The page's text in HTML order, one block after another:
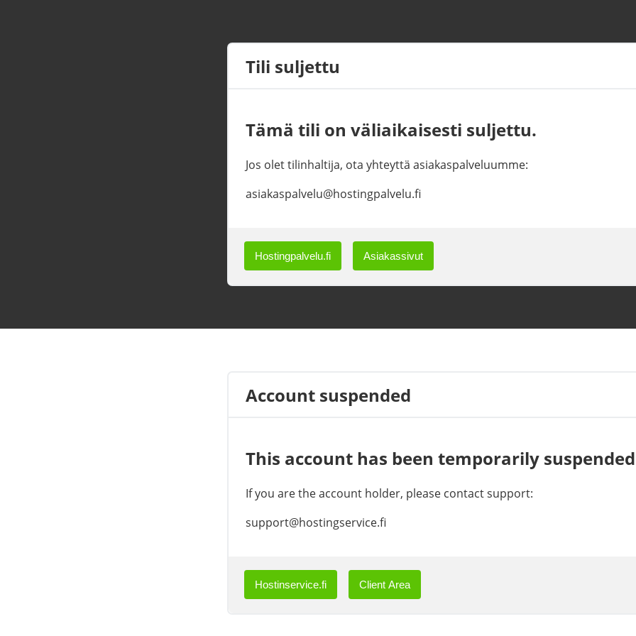
Tili suljettu
Tämä tili on väliaikaisesti suljettu.
Jos olet tilinhaltija, ota yhteyttä asiakaspalveluumme:
asiakaspalvelu@hostingpalvelu.fi
Hostingpalvelu.fi Asiakassivut
Account suspended
This account has been temporarily
If you are the account holder, please contact support:
support@hostingservice.fi
Hostinservice.fi Client Area